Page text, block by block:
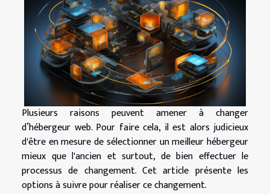
Plusieurs raisons peuvent amener à changer
d’hébergeur web. Pour faire cela, il est alors judicieux
d'être en mesure de sélectionner un meilleur hébergeur
mieux que l'ancien et surtout, de bien effectuer le
processus de changement. Cet article présente les
options à suivre pour réaliser ce changement.